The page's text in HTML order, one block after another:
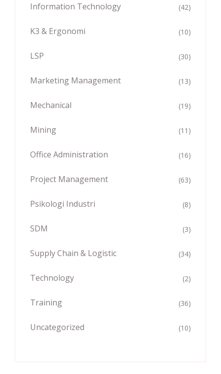
Information Technology (42)
K3 & Ergonomi (10)
LSP (30)
Marketing Management (13)
Mechanical (19)
Mining (11)
Office Administration (16)
Project Management (63)
Psikologi Industri (8)
SDM (3)
Supply Chain & Logistic (34)
Technology (2)
Training (36)
Uncategorized (10)